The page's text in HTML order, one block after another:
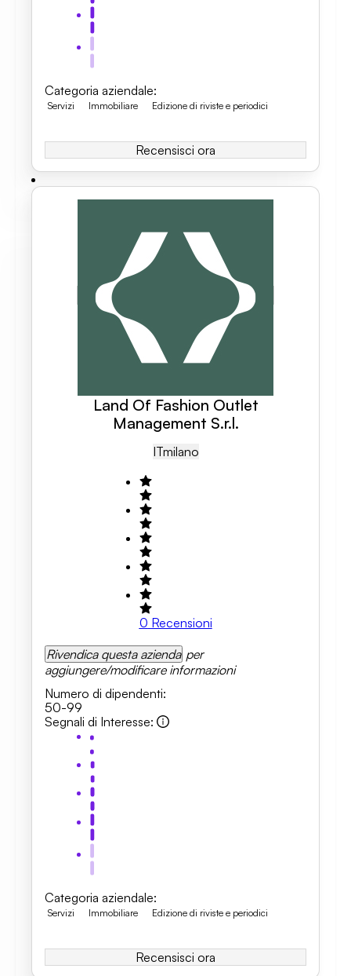
Categoria aziendale:
Servizi Immobiliare Edizione di riviste e periodici
Recensisci ora
Land Of Fashion Outlet
Management S.r.l.
ITMilano
0 Recensioni
Rivendica questa azienda per
aggiungere/modificare informazioni
Numero di dipendenti:
50-99
Segnali di Interesse:
Categoria aziendale:
Servizi Immobiliare Edizione di riviste e periodici
Recensisci ora